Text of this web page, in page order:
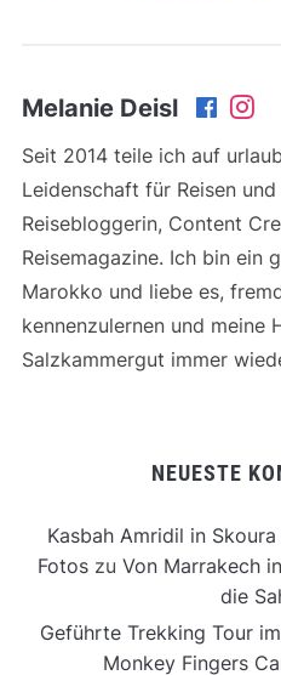
Melanie Deisl
Seit 2014 teile ich auf
Leidenschaft für Reisen
Reisebloggerin, Content
Reisemagazine. Ich bin ein
Marokko und liebe es,
kennenzulernen und meine
Salzkammergut immer
NEUESTE
Kasbah Amridil in
Fotoszu Von Marrakech
die
Geführte Trekking Tour
Monkey Fingers